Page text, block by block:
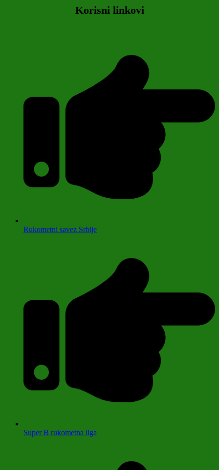
Korisni linkovi
Rukometni savez Srbije
Super B rukometna liga